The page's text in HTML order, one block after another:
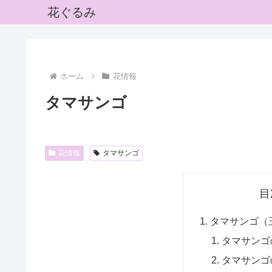
花ぐるみ
ホーム 花情報
タマサンゴ
花情報 タマサンゴ
タマサンゴ
タマサン
タマサン